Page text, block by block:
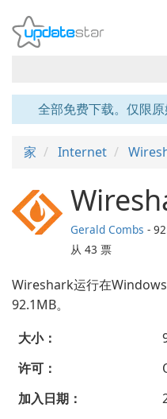
全部免费下载。仅限原
家 Internet
Gerald Combs -
从 43 票
Wireshark运行在
92.1MB。
大小：
许可：
加入日期：